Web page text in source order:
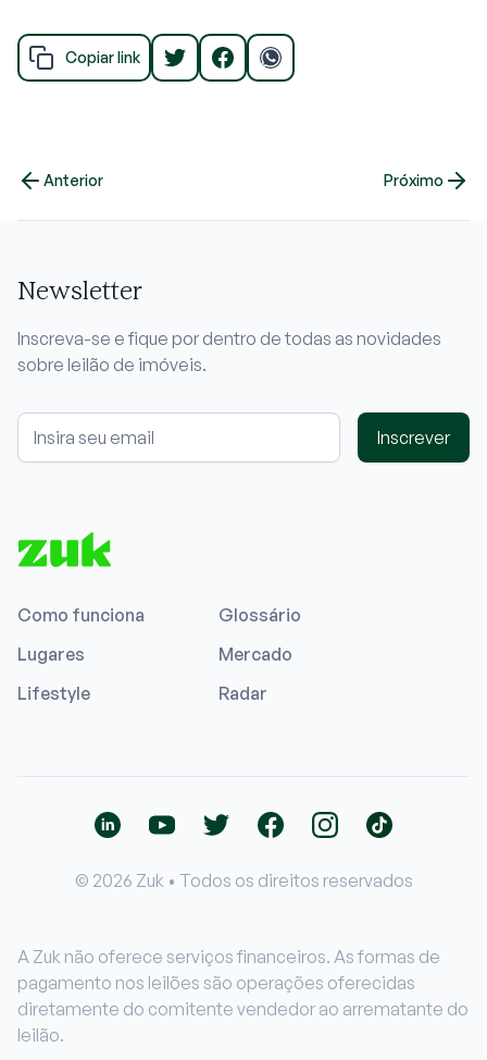
Copiar link
Anterior Próximo
Newsletter
Inscreva-se e fique por dentro de todas as novidades
sobre leilão de imóveis.
Inscrever
Como funciona
Glossário
Lugares
Mercado
Lifestyle
Radar
© 2026 Zuk • Todos os direitos reservados
A Zuk não oferece serviços financeiros. As formas de
pagamento nos leilões são operações oferecidas
diretamente do comitente vendedor ao arrematante do
leilão.